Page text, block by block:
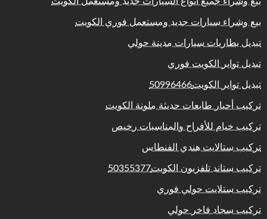
بيع وشراء سيارات جديد ومستعمل فوري الكويت
تبديل بطاريات سيارات مدينة حولي
تبديل تواير الكويت فوري
تبديل تواير الكويت50996466
تركيب أحبار طابعات حديثة ملونة الكويت
تركيب خيام للأفراح والمناسبات رخيص
تركيب ستالايت هندي الفنطاس
تركيب ستاند تلفزيون الكويت50355377
تركيب ستلايت حولي فوري
تركيب سجاد فاخر حولي